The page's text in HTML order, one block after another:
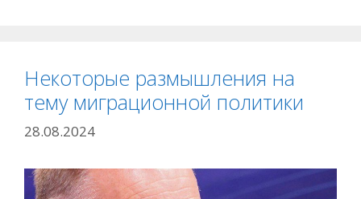
Некоторые размышления на
тему миграционной политики
28.08.2024